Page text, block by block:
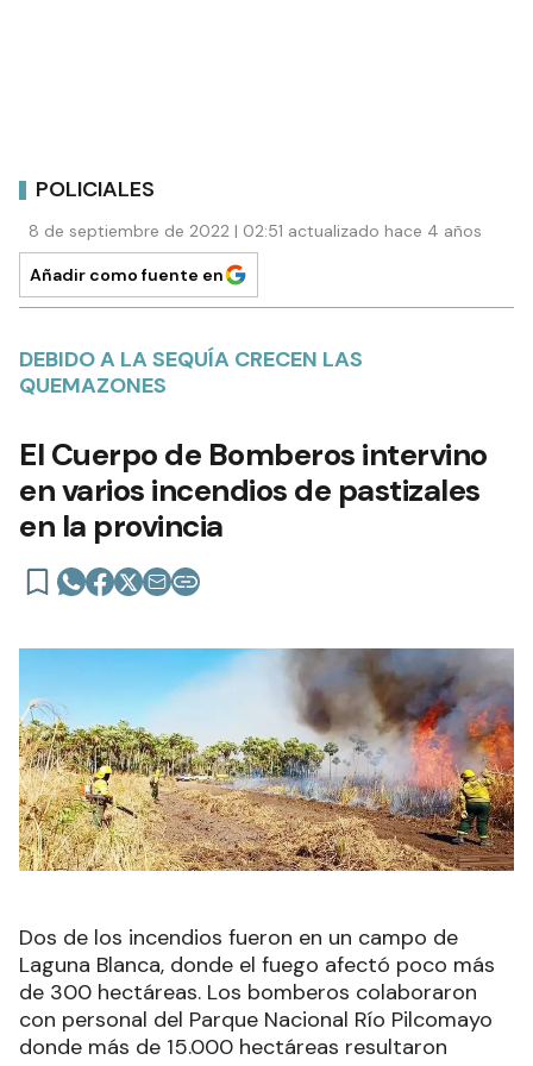
POLICIALES
8 de septiembre de 2022 | 02:51 actualizado hace 4 años
Añadir como fuente en
DEBIDO A LA SEQUÍA CRECEN LAS
QUEMAZONES
El Cuerpo de Bomberos intervino
en varios incendios de pastizales
en la provincia
Dos de los incendios fueron en un campo de
Laguna Blanca, donde el fuego afectó poco más
de 300 hectáreas. Los bomberos colaboraron
con personal del Parque Nacional Río Pilcomayo
donde más de 15.000 hectáreas resultaron